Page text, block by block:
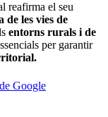
reafirma el seu
les vies de
entorns rurals i de
per garantir
Google